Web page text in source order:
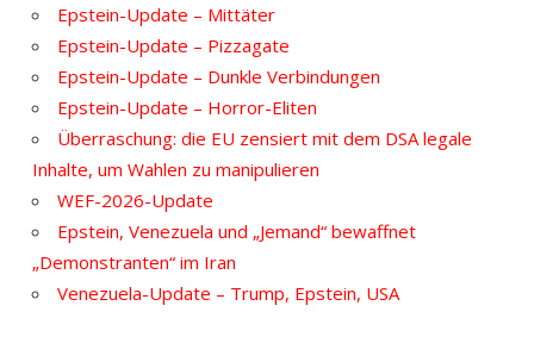
Epstein-Update – Mittäter
Epstein-Update – Pizzagate
Epstein-Update – Dunkle Verbindungen
Epstein-Update – Horror-Eliten
Überraschung: die EU zensiert mit dem DSA legale
Inhalte, um Wahlen zu manipulieren
WEF-2026-Update
Epstein, Venezuela und „Jemand“ bewaffnet
„Demonstranten“ im Iran
Venezuela-Update – Trump, Epstein, USA